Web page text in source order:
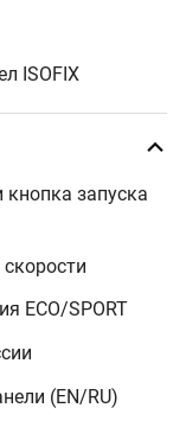
ISOFIX
кнопка запуска
ECO/SPORT
(EN/RU)